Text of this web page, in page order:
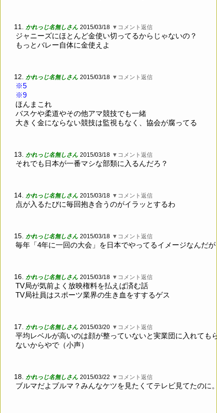
11. かれっじ名無しさん 2015/03/18 ▼コメント返信
ジャニーズにほとんど金使い切ってるからじゃないの？
もっとバレー自体に金使えよ
12. かれっじ名無しさん 2015/03/18 ▼コメント返信
※5
※9
ほんまこれ
バスケや柔道やその他アマ競技でも一緒
大きく金にならない競技は監視もなく、協会が腐ってる
13. かれっじ名無しさん 2015/03/18 ▼コメント返信
それでも日本が一番マシな部類に入るんだろ？
14. かれっじ名無しさん 2015/03/18 ▼コメント返信
点が入るたびに毎回抱き合うのがイラッとするわ
15. かれっじ名無しさん 2015/03/18 ▼コメント返信
毎年「4年に一回の大会」を日本でやってるイメージなんだが
16. かれっじ名無しさん 2015/03/18 ▼コメント返信
TV局が気前よく放映権料を払えば済む話
TV局社員はスポーツ業界の生き血をすするゲス
17. かれっじ名無しさん 2015/03/20 ▼コメント返信
平均レベルが高いのは顔が整っていないと実業団に入れても
ないからやで（小声）
18. かれっじ名無しさん 2015/03/22 ▼コメント返信
ブルマだよブルマ？みんなケツを見たくてテレビ見てたのに